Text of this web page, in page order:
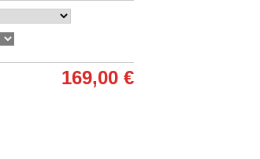
169,00 €